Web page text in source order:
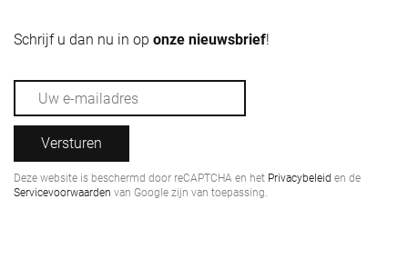
Schrijf u dan nu in op onze nieuwsbrief!
Versturen
Deze website is beschermd door reCAPTCHA en het Privacybeleid en de
Servicevoorwaarden van Google zijn van toepassing.